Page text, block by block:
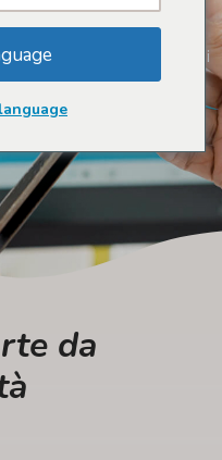
di stampi
interna di stampi
da